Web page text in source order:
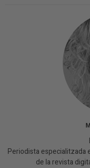
Periodista especialitzada
de la revista